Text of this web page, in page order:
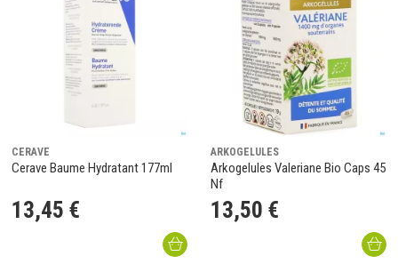
CERAVE
Cerave Baume Hydratant 177ml
13,45 €
ARKOGELULES
Arkogelules Valeriane Bio Caps 45
Nf
13,50 €